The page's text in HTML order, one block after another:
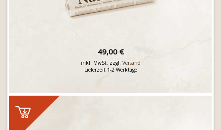
49,00 €
inkl. MwSt. zzgl. Versand
Lieferzeit 1-2 Werktage